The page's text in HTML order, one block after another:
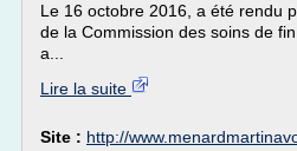
Le 16 octobre 2016, a été rendu
de la Commission des soins de
a...
Lire la suite
Site : http://